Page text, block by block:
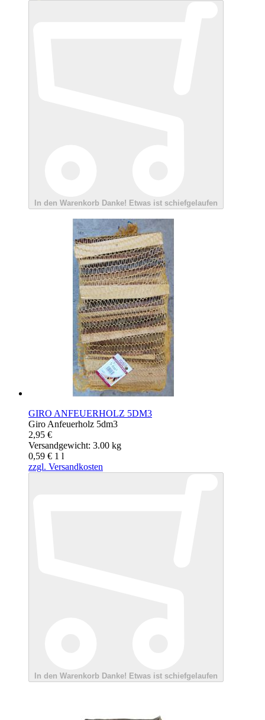
In den Warenkorb Danke! Etwas ist schiefgelaufen
GIRO ANFEUERHOLZ 5DM3
Giro Anfeuerholz 5dm3
2,95 €
Versandgewicht: 3.00 kg
0,59 € 1 l
zzgl. Versandkosten
In den Warenkorb Danke! Etwas ist schiefgelaufen